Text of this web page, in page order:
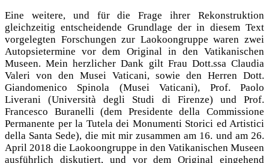
Eine weitere, und für die Frage ihrer Rekonstruktion
gleichzeitig entscheidende Grundlage der in diesem Text
vorgelegten Forschungen zur Laokoongruppe waren zwei
Autopsietermine vor dem Original in den Vatikanischen
Museen. Mein herzlicher Dank gilt Frau Dott.ssa Claudia
Valeri von den Musei Vaticani, sowie den Herren Dott.
Giandomenico Spinola (Musei Vaticani), Prof. Paolo
Liverani (Università degli Studi di Firenze) und Prof.
Francesco Buranelli (dem Presidente della Commissione
Permanente per la Tutela dei Monumenti Storici ed Artistici
della Santa Sede), die mit mir zusammen am 16. und am 26.
April 2018 die Laokoongruppe in den Vatikanischen Museen
ausführlich diskutiert, und vor dem Original eingehend